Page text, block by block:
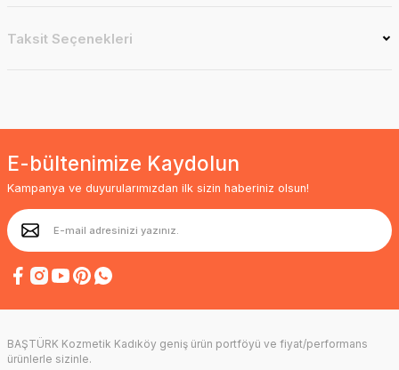
Taksit Seçenekleri
E-bültenimize Kaydolun
Kampanya ve duyurularımızdan ilk sizin haberiniz olsun!
BAŞTÜRK Kozmetik Kadıköy geniş ürün portföyü ve fiyat/performans
ürünlerle sizinle.